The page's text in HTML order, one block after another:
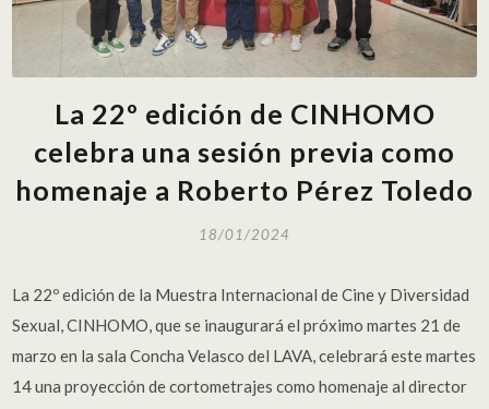
La 22º edición de CINHOMO
celebra una sesión previa como
homenaje a Roberto Pérez Toledo
18/01/2024
La 22º edición de la Muestra Internacional de Cine y Diversidad
Sexual, CINHOMO, que se inaugurará el próximo martes 21 de
marzo en la sala Concha Velasco del LAVA, celebrará este martes
14 una proyección de cortometrajes como homenaje al director